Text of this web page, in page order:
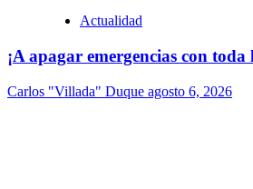
Actualidad
¡A apagar emergencias con
Carlos "Villada" Duque agosto 6, 2026